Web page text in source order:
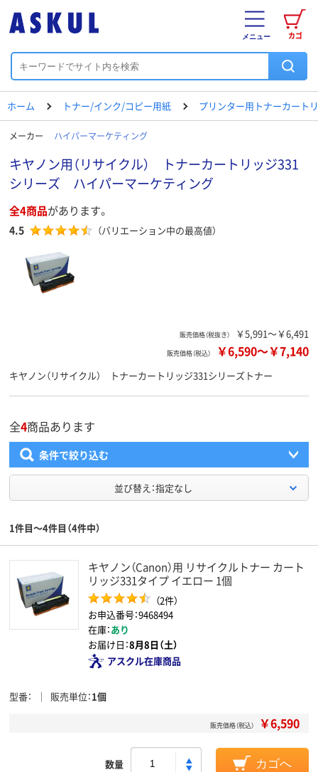
カゴ
メニュー
ホーム トナー/インク/コピー用紙 プリンター用トナーカート
メーカー ハイパーマーケティング
キヤノン用（リサイクル） トナーカートリッジ331
シリーズ ハイパーマーケティング
全4商品があります。
4.5 （バリエーション中の最高値）
販売価格（税抜き） ￥5,991～￥6,491
販売価格（税込） ￥6,590～￥7,140
キヤノン（リサイクル） トナーカートリッジ331シリーズトナー
全4商品あります
条件で絞り込む
並び替え：指定なし
1件目～4件目（4件中）
キヤノン（Canon）用 リサイクルトナー カート
リッジ331タイプ イエロー 1個
（2件）
お申込番号：9468494
在庫：あり
お届け日：8月8日（土）
アスクル在庫商品
型番 販売単位 1個
販売価格（税込） ￥6,590
数量 カゴへ